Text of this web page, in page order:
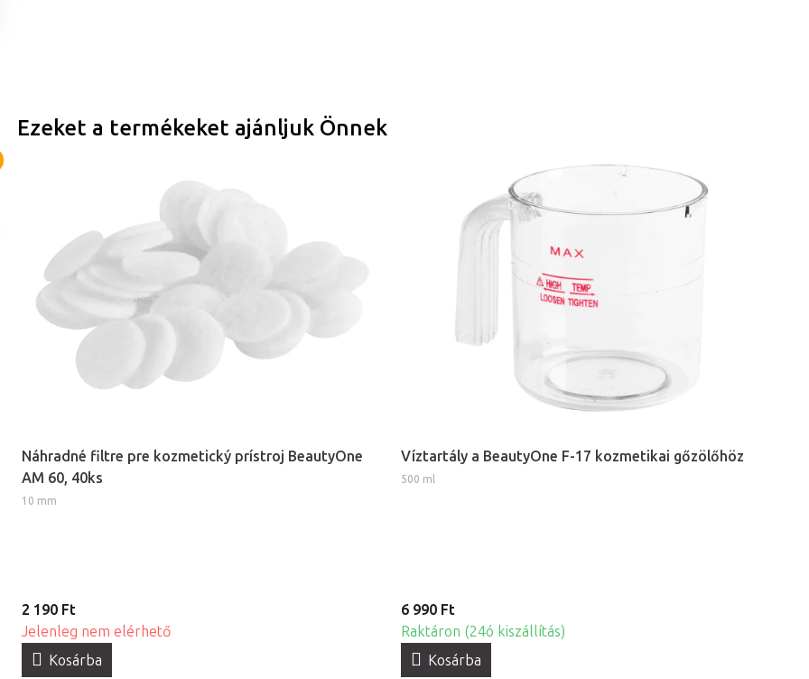
Ezeket a termékeket ajánljuk Önnek
Náhradné filtre pre kozmetický prístroj BeautyOne
AM 60, 40ks
10 mm
2 190 Ft
Jelenleg nem elérhető
Kosárba
Víztartály a BeautyOne F-17 kozmetikai gőzölőhöz
500 ml
6 990 Ft
Raktáron (24ó kiszállítás)
Kosárba